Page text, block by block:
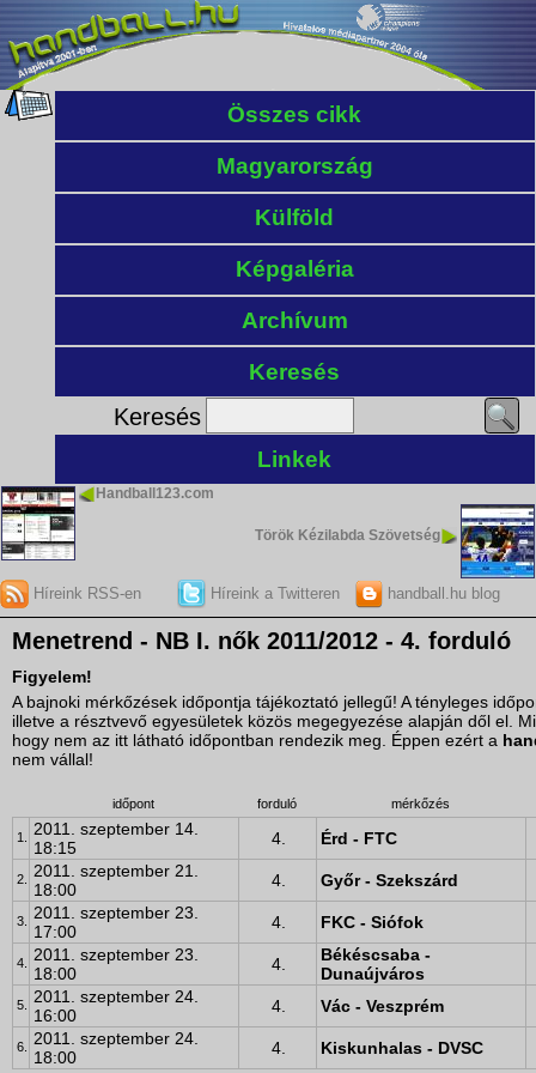
Összes cikk
Magyarország
Külföld
Képgaléria
Archívum
Keresés
Keresés
Linkek
Handball123.com
Török Kézilabda Szövetség
Híreink RSS-en Híreink a Twitteren handball.hu blog
Menetrend - NB I. nők 2011/2012 - 4. forduló
Figyelem!
A bajnoki mérkőzések időpontja tájékoztató jellegű! A tényleges
illetve a résztvevő egyesületek közös megegyezése alapján dől el.
hogy nem az itt látható időpontban rendezik meg. Éppen ezért a
nem vállal!
időpont forduló mérkőzés
1.
2011. szeptember 14.
18:15
4. Érd - FTC
2.
2011. szeptember 21.
18:00
4. Győr - Szekszárd
3.
2011. szeptember 23.
17:00
4. FKC - Siófok
4.
2011. szeptember 23.
18:00
4.
Békéscsaba -
Dunaújváros
5.
2011. szeptember 24.
16:00
4. Vác - Veszprém
6.
2011. szeptember 24.
18:00
4. Kiskunhalas - DVSC